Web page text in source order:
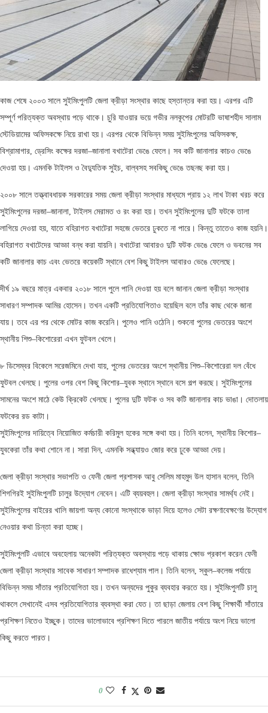
কাজ শেষে ২০০৩ সালে সুইমিংপুলটি জেলা ক্রীড়া সংস্থার কাছে হস্তান্তর করা হয়। এরপর এটি
সম্পূর্ণ পরিত্যক্ত অবস্থায় পড়ে থাকে। চুরি যাওয়ার ভয়ে গভীর নলকূপের মোটরটি ভাষাশহীদ সালাম
স্টেডিয়ামের অফিসকক্ষে নিয়ে রাখা হয়। এরপর থেকে বিভিন্ন সময় সুইমিংপুলের অফিসকক্ষ,
বিশ্রামাগার, ড্রেসিং কক্ষের দরজা–জানালা বখাটেরা ভেঙে ফেলে। সব কটি জানালার কাচও ভেঙে
দেওয়া হয়। এমনকি টাইলস ও বৈদ্যুতিক সুইচ, বাল্বসহ সবকিছু ভেঙে তছনছ করা হয়।
২০০৮ সালে তত্ত্বাবধায়ক সরকারের সময় জেলা ক্রীড়া সংস্থার মাধ্যমে প্রায় ১২ লাখ টাকা খরচ করে
সুইমিংপুলের দরজা–জানালা, টাইলস মেরামত ও রং করা হয়। তখন সুইমিংপুলের দুটি ফটকে তালা
লাগিয়ে দেওয়া হয়, যাতে বহিরাগত বখাটেরা সহজে ভেতরে ঢুকতে না পারে। কিন্তু তাতেও কাজ হয়নি।
বহিরাগত বখাটেদের আড্ডা বন্ধ করা যায়নি। বখাটেরা আবারও দুটি ফটক ভেঙে ফেলে ও ভবনের সব
কটি জানালার কাচ এবং ভেতরে কয়েকটি স্থানে বেশ কিছু টাইলস আবারও ভেঙে ফেলেছে।
দীর্ঘ ১৯ বছরে মাত্র একবার ২০১৮ সালে পুলে পানি দেওয়া হয় বলে জানান জেলা ক্রীড়া সংস্থার
সাধারণ সম্পাদক আমির হোসেন। তখন একটি প্রতিযোগিতাও হয়েছিল বলে তাঁর কাছ থেকে জানা
যায়। তবে এর পর থেকে মোটর কাজ করেনি। পুলেও পানি ওঠেনি। শুকনো পুলের ভেতরের অংশে
স্থানীয় শিশু–কিশোরেরা এখন ফুটবল খেলে।
৮ ডিসেম্বর বিকেলে সরেজমিনে দেখা যায়, পুলের ভেতরের অংশে স্থানীয় শিশু–কিশোরেরা দল বেঁধে
ফুটবল খেলছে। পুলের ওপর বেশ কিছু কিশোর–যুবক স্থানে স্থানে বসে গল্প করছে। সুইমিংপুলের
সামনের অংশে মাঠে কেউ ক্রিকেট খেলছে। পুলের দুটি ফটক ও সব কটি জানালার কাচ ভাঙা। দোতলায়
ফটকের রড কাটা।
সুইমিংপুলের দায়িত্বে নিয়োজিত কর্মচারী করিমুল হকের সঙ্গে কথা হয়। তিনি বলেন, স্থানীয় কিশোর–
যুবকেরা তাঁর কথা শোনে না। সারা দিন, এমনকি সন্ধ্যায়ও জোর করে ঢুকে আড্ডা দেয়।
জেলা ক্রীড়া সংস্থার সভাপতি ও ফেনী জেলা প্রশাসক আবু সেলিম মাহমুদ উল হাসান বলেন, তিনি
শিগগিরই সুইমিংপুলটি চালুর উদ্যোগ নেবেন। এটি ব্যয়বহুল। জেলা ক্রীড়া সংস্থার সামর্থ্য নেই।
সুইমিংপুলের বাইরের খালি জায়গা অন্য কোনো সংস্থাকে ভাড়া দিয়ে হলেও সেটা রক্ষণাবেক্ষণের উদ্যোগ
নেওয়ার কথা চিন্তা করা হচ্ছে।
সুইমিংপুলটি এভাবে অবহেলায় অনেকটা পরিত্যক্ত অবস্থায় পড়ে থাকায় ক্ষোভ প্রকাশ করেন ফেনী
জেলা ক্রীড়া সংস্থার সাবেক সাধারণ সম্পাদক রাধেশ্যাম পাল। তিনি বলেন, স্কুল–কলেজ পর্যায়ে
বিভিন্ন সময় সাঁতার প্রতিযোগিতা হয়। তখন অন্যদের পুকুর ব্যবহার করতে হয়। সুইমিংপুলটি চালু
থাকলে সেখানেই এসব প্রতিযোগিতার ব্যবস্থা করা যেত। তা ছাড়া জেলায় বেশ কিছু শিক্ষার্থী সাঁতারে
প্রশিক্ষণ নিতেও ইচ্ছুক। তাদের ভালোভাবে প্রশিক্ষণ দিতে পারলে জাতীয় পর্যায়ে অংশ নিয়ে ভালো
কিছু করতে পারত।
0